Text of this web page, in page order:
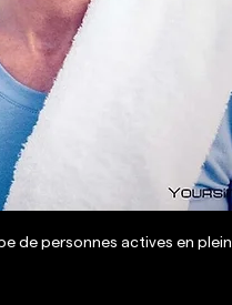
de personnes actives en plein